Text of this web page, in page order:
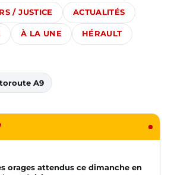
/ JUSTICE ACTUALITÉS
À LA UNE HÉRAULT
A9
orages attendus ce dimanche en